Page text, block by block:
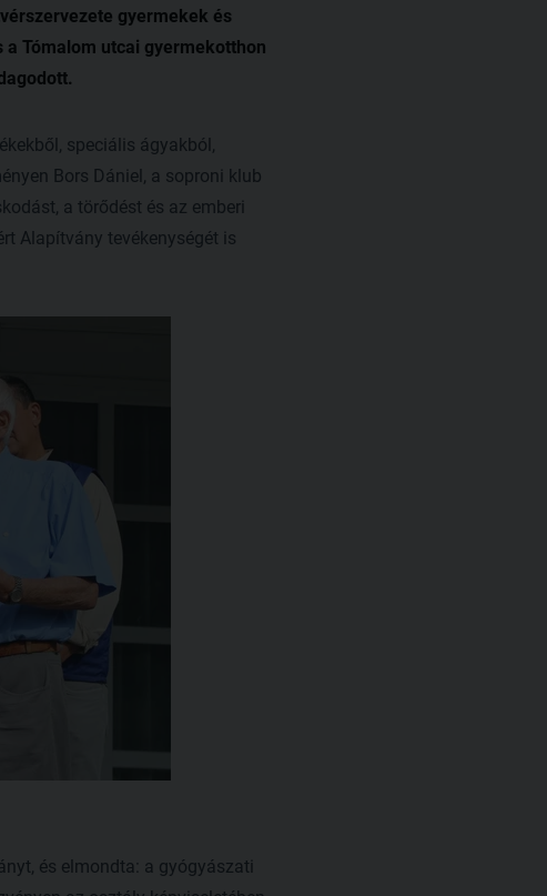
gyermekek és
Tómalom utcai gyermekotthon
speciális ágyakból,
Bors Dániel, a soproni klub
a törődést és az emberi
Alapítvány tevékenységét is
és elmondta: a gyógyászati